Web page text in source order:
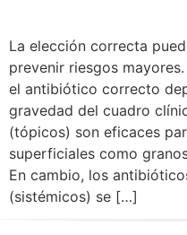
La elección correcta
prevenir riesgos
el antibiótico correcto
gravedad del cuadro
(tópicos) son eficaces
superficiales como
En cambio, los
(sistémicos) se […]